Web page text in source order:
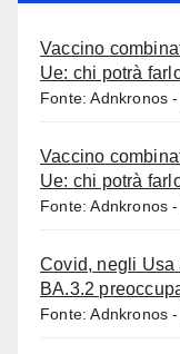
Vaccino
Ue: chi potrà
Fonte: Adnkronos -
Vaccino
Ue: chi potrà
Fonte: Adnkronos -
Covid, negli Usa
BA.3.2
Fonte: Adnkronos -